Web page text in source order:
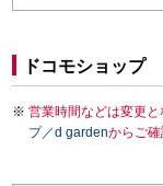
ドコモショップ
営業時間などは変更
プ／d gardenからご確